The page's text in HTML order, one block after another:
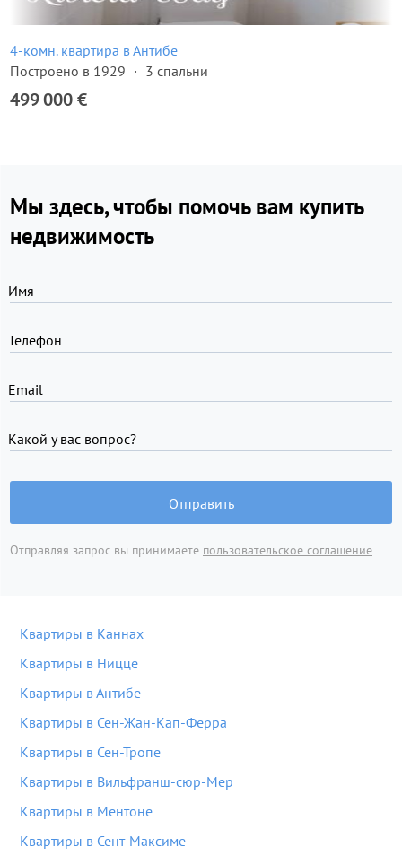
4-комн. квартира в Антибе
Построено в 1929
3 спальни
499 000 €
Мы здесь, чтобы помочь вам купить
недвижимость
Имя
Телефон
Email
Какой у вас вопрос?
Отправить
Отправляя запрос вы принимаете пользовательское соглашение
Квартиры в Каннах
Квартиры в Ницце
Квартиры в Антибе
Квартиры в Сен-Жан-Кап-Ферра
Квартиры в Сен-Тропе
Квартиры в Вильфранш-сюр-Мер
Квартиры в Ментоне
Квартиры в Сент-Максиме